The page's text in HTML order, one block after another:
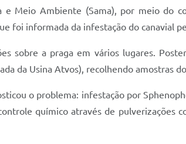
Meio Ambiente (Sama), por meio do
foi informada da infestação do canavial
sobre a praga em vários lugares.
da Usina Atvos), recolhendo amostras
o problema: infestação por
químico através de pulverizações